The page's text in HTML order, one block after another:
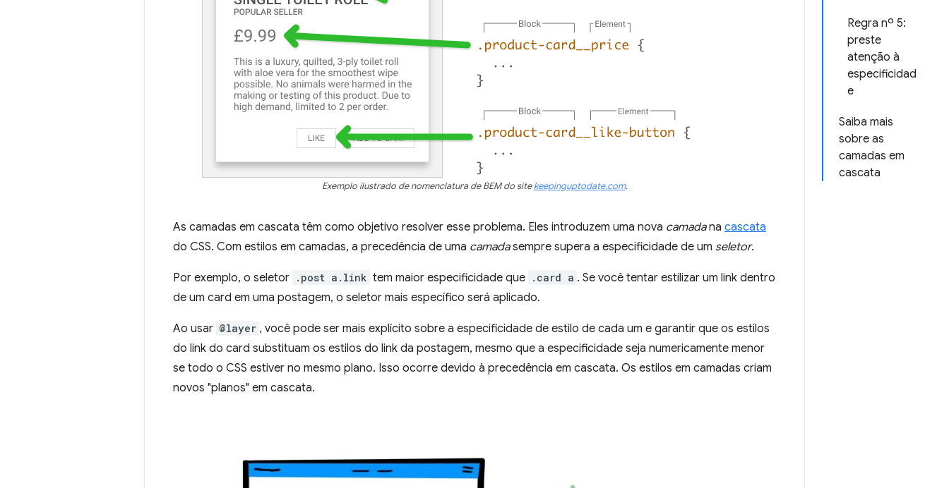
Regra nº 5:
preste
atenção à
especificidad
e
Saiba mais
sobre as
camadas em
cascata
Exemplo ilustrado de nomenclatura de BEM do sitekeepinguptodate.com.
As camadas em cascata têm como objetivo resolver esse problema. Eles introduzem uma nova camadana cascata
do CSS. Com estilos em camadas, a precedência de uma camadasempre supera a especificidade de um seletor.
Por exemplo, o seletor .post a.link tem maior especificidade que .card a . Se você tentar estilizar um link dentro
de um card em uma postagem, o seletor mais específico será aplicado.
Ao usar @layer , você pode ser mais explícito sobre a especificidade de estilo de cada um e garantir que os estilos
do link do card substituam os estilos do link da postagem, mesmo que a especificidade seja numericamente menor
se todo o CSS estiver no mesmo plano. Isso ocorre devido à precedência em cascata. Os estilos em camadas criam
novos "planos" em cascata.